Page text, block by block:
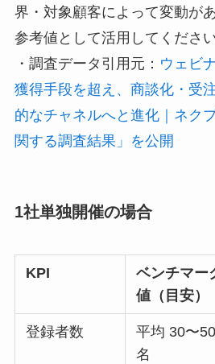
界・対象顧客によって変動が
参考値として活用してください
・調査データ引用元： ウェビ
獲得手段を超え、商談化・受
的なチャネルへと進化｜ネク
関する調査結果」を公開
1社単独開催の場合
KPI
ベンチマー
値（目安）
登録者数
平均 30〜50
名